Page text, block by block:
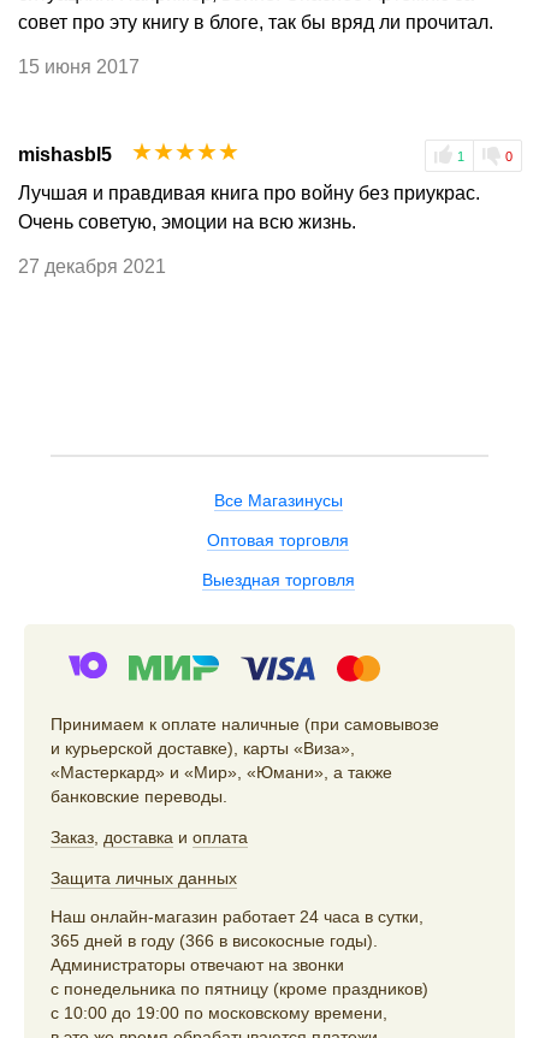
совет про эту книгу в блоге, так бы вряд ли прочитал.
15 июня 2017
mishasbl5 1 0
☆
☆
☆
☆
☆
Лучшая и правдивая книга про войну без приукрас.
Очень советую, эмоции на всю жизнь.
27 декабря 2021
Все Магазинусы
Оптовая торговля
Выездная торговля
Принимаем к оплате наличные (при самовывозе
и курьерской доставке), карты «Виза»,
«Мастеркард» и «Мир», «Юмани», а также
банковские переводы.
Заказ, доставка и оплата
Защита личных данных
Наш онлайн-магазин работает 24 часа в сутки,
365 дней в году (366 в високосные годы).
Администраторы отвечают на звонки
с понедельника по пятницу (кроме праздников)
с 10:00 до 19:00 по московскому времени,